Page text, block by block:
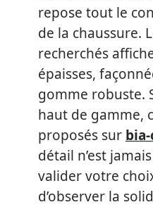
repose tout le
de la chaussure.
recherchés
épaisses,
gomme robuste.
haut de gamme,
proposés sur
détail n’est
valider votre
d’observer la